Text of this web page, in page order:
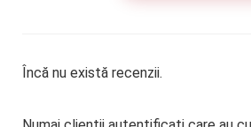
Încă nu există recenzii.